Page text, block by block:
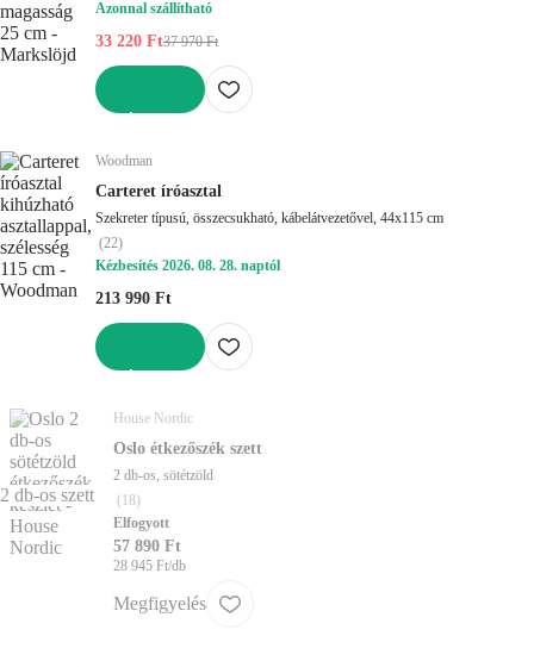
Azonnal szállítható
33 220 Ft37 970 Ft
Woodman
Carteret íróasztal
Szekreter típusú, összecsukható, kábelátvezetővel, 44x115 cm
(22)
Kézbesítés 2026. 08. 28. naptól
213 990 Ft
2 db-os szett
House Nordic
Oslo étkezőszék szett
2 db-os, sötétzöld
(18)
Elfogyott
57 890 Ft
28 945 Ft/db
Megfigyelés